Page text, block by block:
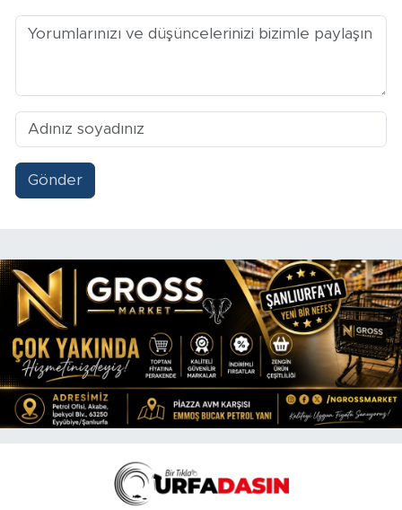
Gönder